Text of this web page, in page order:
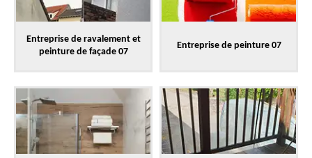
Entreprise de ravalement et
peinture de façade 07
Entreprise de peinture 07